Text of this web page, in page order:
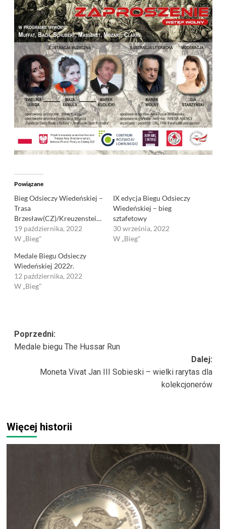
Powiązane
Bieg Odsieczy Wiedeńskiej –
Trasa
Brzesław(CZ)/Kreuzenstein(AUT)
19 października, 2022
W „Bieg"
IX edycja Biegu Odsieczy
Wiedeńskiej – bieg
sztafetowy
30 września, 2022
W „Bieg"
Medale Biegu Odsieczy
Wiedeńskiej 2022r.
12 października, 2022
W „Bieg"
Zobacz
wpisy
Poprzedni:
Medale biegu The Hussar Run
Dalej:
Moneta Vivat Jan III Sobieski – wielki rarytas dla
kolekcjonerów
Więcej historii